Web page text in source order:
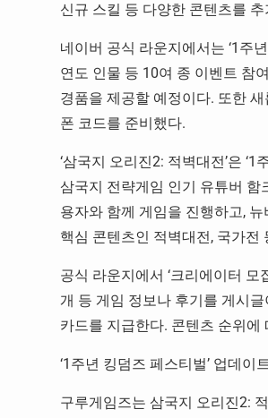
신규 스킬 등 다양한 콘텐츠를
네이버 공식 라운지에서는 ‘1주
연도 인물 등 10여 종 이벤트 참
경품을 제공할 예정이다. 또한
폰 코드를 준비했다.
‘삼국지 오리진2: 적벽대전’은
삼국지 전략게임 인기 유튜버 함
용자와 함께 게임을 진행하고,
핵심 콘텐츠인 적벽대전, 국가
공식 라운지에서 ‘크리에이터
개 등 게임 정보나 후기를 게시
카드를 지급한다. 콘텐츠 순위
‘1주년 킹덤즈 페스티벌’ 업데
구루게임즈는 삼국지 오리진2: